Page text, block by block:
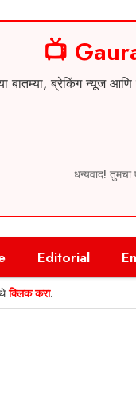
📺
बातम्या, ब्रेकिंग न्यूज
धन्यवाद! तुमचा
Editorial
क्लिक करा.